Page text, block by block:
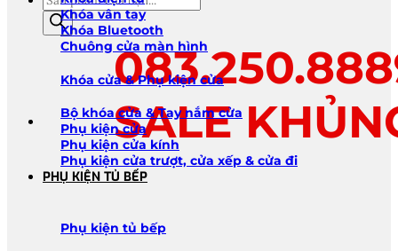
kiếm
sản
phẩm
SALE
Khóa vân tay
Khóa Bluetooth
Chuông cửa màn hình
Khóa cửa & Phụ kiện cửa
Bộ khóa cửa & Tay nắm cửa
Phụ kiện cửa
Phụ kiện cửa kính
Phụ kiện cửa trượt, cửa xếp & cửa đi
PHỤ KIỆN TỦ BẾP
Phụ kiện tủ bếp